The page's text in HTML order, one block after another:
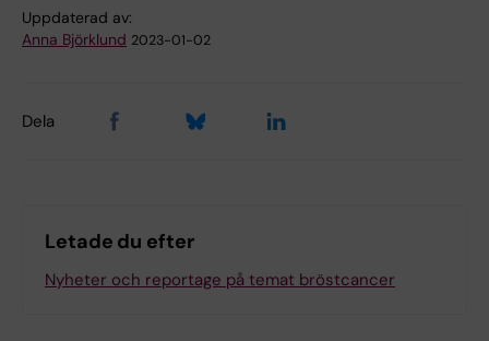
Uppdaterad av:
Anna Björklund 2023-01-02
Dela
Letade du efter
Nyheter och reportage på temat bröstcancer